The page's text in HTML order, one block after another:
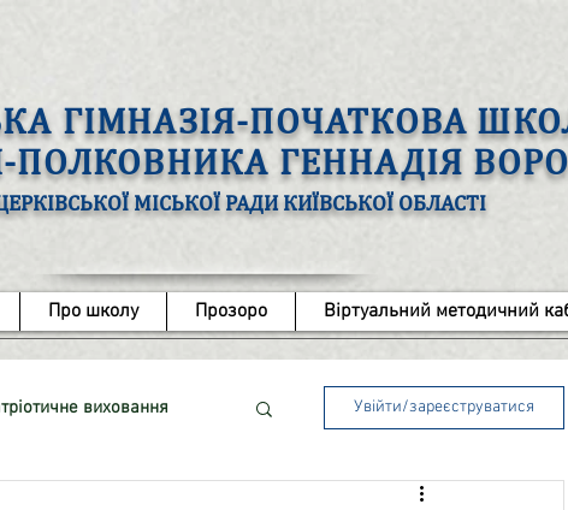
ГІМНАЗІЯ-ПОЧАТКОВА
ПОЛКОВНИКА ГЕННАДІЯ
МІСЬКОЇ РАДИ КИЇВСЬКОЇ ОБЛАСТІ
Про школу Прозоро Віртуальний методичний
виховання Увійти/зареєструватися